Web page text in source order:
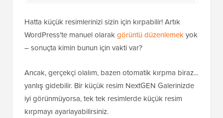
Hatta küçük resimlerinizi sizin için kırpabilir! Artık
WordPress'te manuel olarakgörüntü düzenlemekyok
– sonuçta kimin bunun için vakti var?
Ancak, gerçekçi olalım, bazen otomatik kırpma biraz...
yanlış gidebilir. Bir küçük resim NextGEN Galerinizde
iyi görünmüyorsa, tek tek resimlerde küçük resim
kırpmayı ayarlayabilirsiniz.